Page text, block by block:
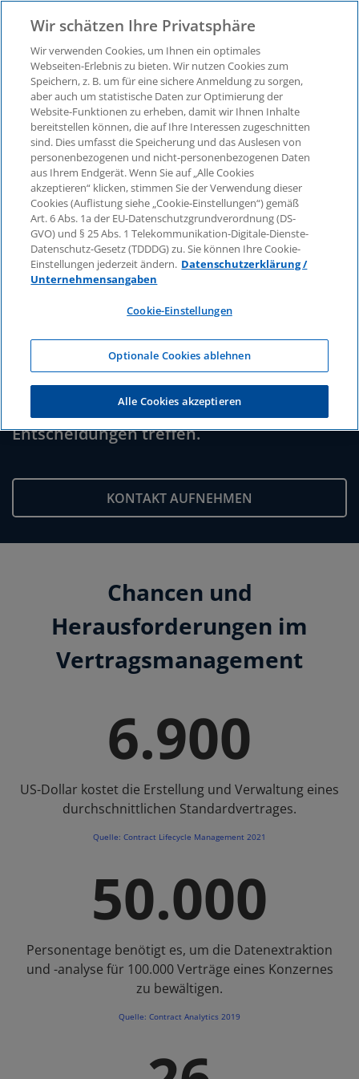
Ganzheitliches Vertragsmanagement
Ganzheitliches
Vertragsmanagement
Damit Unternehmen bessere
Entscheidungen treffen.
KONTAKT AUFNEHMEN
Chancen und
Herausforderungen im
Vertragsmanagement
6.900
US-Dollar kostet die Erstellung und Verwaltung eines
durchschnittlichen Standardvertrages.
Quelle: Contract Lifecycle Management 2021
50.000
Personentage benötigt es, um die Datenextraktion
und -analyse für 100.000 Verträge eines Konzernes
zu bewältigen.
Quelle: Contract Analytics 2019
Wir schätzen Ihre Privatsphäre
Wir verwenden Cookies, um Ihnen ein optimales
Webseiten-Erlebnis zu bieten. Wir nutzen Cookies zum
Speichern, z. B. um für eine sichere Anmeldung zu sorgen,
aber auch um statistische Daten zur Optimierung der
Website-Funktionen zu erheben, damit wir Ihnen Inhalte
bereitstellen können, die auf Ihre Interessen zugeschnitten
sind. Dies umfasst die Speicherung und das Auslesen von
personenbezogenen und nicht-personenbezogenen Daten
aus Ihrem Endgerät. Wenn Sie auf „Alle Cookies
akzeptieren“ klicken, stimmen Sie der Verwendung dieser
Cookies (Auflistung siehe „Cookie-Einstellungen“) gemäß
Art. 6 Abs. 1a der EU-Datenschutzgrundverordnung (DS-
GVO) und § 25 Abs. 1 Telekommunikation-Digitale-Dienste-
Datenschutz-Gesetz (TDDDG) zu. Sie können Ihre Cookie-
Einstellungen jederzeit ändern. Datenschutzerklärung /
Unternehmensangaben
Cookie-Einstellungen
Optionale Cookies ablehnen
Alle Cookies akzeptieren